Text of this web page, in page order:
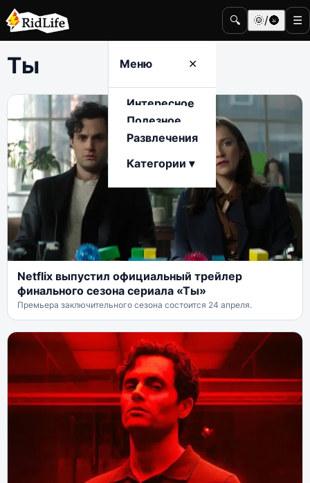
🔍 🌞/🌚 ☰
Меню ✕
Интересное
Полезное
Развлечения
Категории ▾
Ты
Netflix выпустил официальный трейлер
финального сезона сериала «Ты»
Премьера заключительного сезона состоится 24 апреля.